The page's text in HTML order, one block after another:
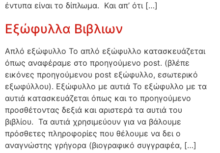
έντυπα είναι το δίπλωμα. Kαι απ’ ότι […]
Εξώφυλλα Βιβλιων
Απλό εξώφυλλο Το απλό εξώφυλλο κατασκευάζεται
όπως αναφέραμε στο προηγούμενο post. (βλέπε
εικόνες προηγούμενου post εξώφυλλο, εσωτερικό
εξωφύλλου). Eξώφυλλο με αυτιά Το εξώφυλλο με τα
αυτιά κατασκευάζεται όπως και το προηγούμενο
προσθέτοντας δεξιά και αριστερά τα αυτιά του
βιβλίου. Τα αυτιά χρησιμεύουν για να βάλουμε
πρόσθετες πληροφορίες που θέλουμε να δει ο
αναγνώστης γρήγορα (βιογραφικό συγγραφέα, […]